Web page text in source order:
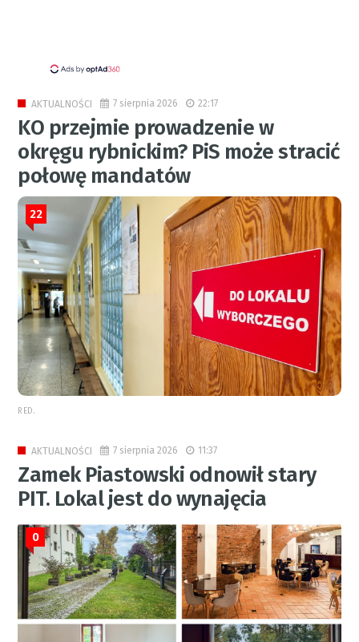
AKTUALNOŚCI 7 sierpnia 2026 22:17
KO przejmie prowadzenie w
okręgu rybnickim? PiS może stracić
połowę mandatów
22
RED.
AKTUALNOŚCI 7 sierpnia 2026 11:37
Zamek Piastowski odnowił stary
PIT. Lokal jest do wynajęcia
0